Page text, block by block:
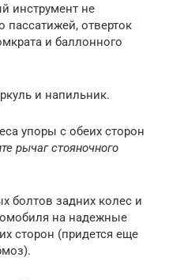
инструмент не
пассатижей, отверток
и баллонного
и напильник.
упоры с обеих сторон
рычаг стояночного
болтов задних колес и
на надежные
сторон (придется еще